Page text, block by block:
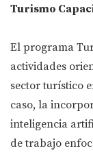
Turismo
El programa
actividades
sector turístico
caso, la
inteligencia
de trabajo